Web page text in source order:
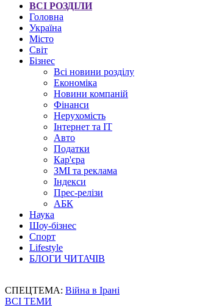
ВСІ РОЗДІЛИ
Головна
Україна
Місто
Світ
Бізнес
Всі новини розділу
Економіка
Новини компаній
Фінанси
Нерухомість
Інтернет та IT
Авто
Податки
Кар'єра
ЗМІ та реклама
Індекси
Прес-релізи
АБК
Наука
Шоу-бізнес
Спорт
Lifestyle
БЛОГИ ЧИТАЧІВ
СПЕЦТЕМА: Війна в Ірані
ВСІ ТЕМИ